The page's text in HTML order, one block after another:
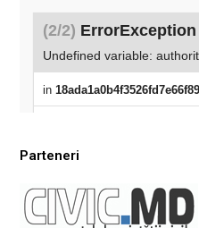
Parteneri